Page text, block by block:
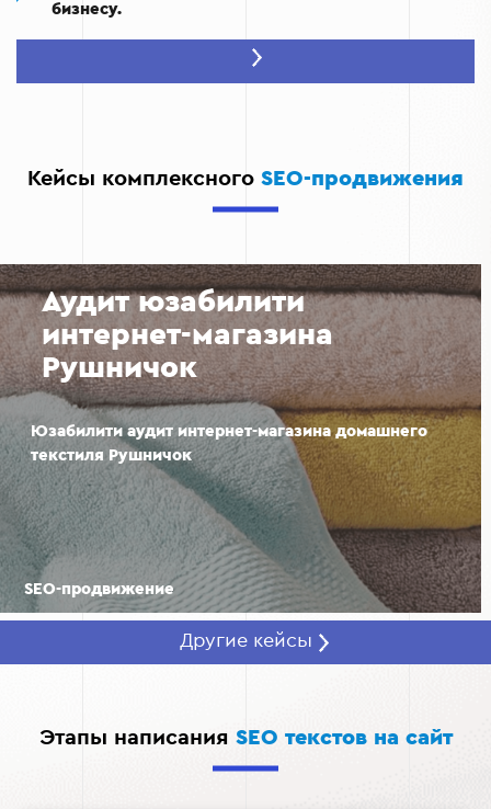
бизнесу.
Благодаря органическому
сайта - это получить контент, отвечающий
потребностям разных групп ваших клиентов.
Кейсы комплексного SEO-продвижения
Аудит юзабилити
интернет-магазина
Рушничок
Юзабилити аудит интернет-магазина домашнего
текстиля Рушничок
SEO-продвижение
Другие кейсы
Этапы написания SEO текстов на сайт